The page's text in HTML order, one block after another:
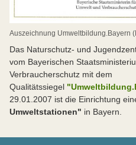
Auszeichnung Umweltbildung.Bayern
Das Naturschutz- und
vom Bayerischen
Verbraucherschutz mit dem
Qualitätssiegel
29.01.2007 ist die Einrichtung
Umweltstationen" in Bayern.